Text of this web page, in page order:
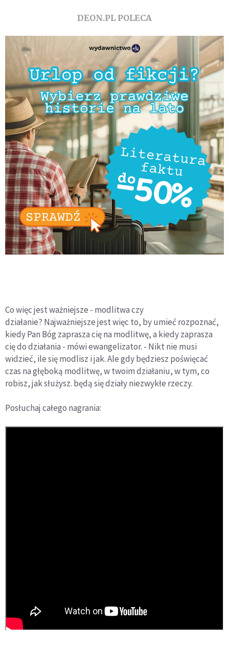
DEON.PL POLECA
Co więc jest ważniejsze - modlitwa czy
działanie? Najważniejsze jest więc to, by umieć rozpoznać,
kiedy Pan Bóg zaprasza cię na modlitwę, a kiedy zaprasza
cię do działania - mówi ewangelizator. - Nikt nie musi
widzieć, ile się modlisz i jak. Ale gdy będziesz poświęcać
czas na głęboką modlitwę, w twoim działaniu, w tym, co
robisz, jak służysz. będą się działy niezwykłe rzeczy.
Posłuchaj całego nagrania: